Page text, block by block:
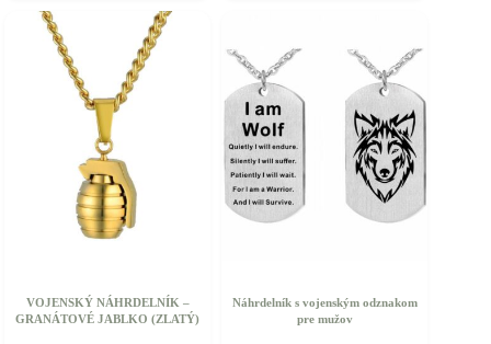
VOJENSKÝ NÁHRDELNÍK –
GRANÁTOVÉ JABLKO (ZLATÝ)
Náhrdelník s vojenským odznakom
pre mužov